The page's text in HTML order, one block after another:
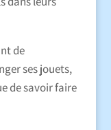
de
ses jouets,
de savoir faire